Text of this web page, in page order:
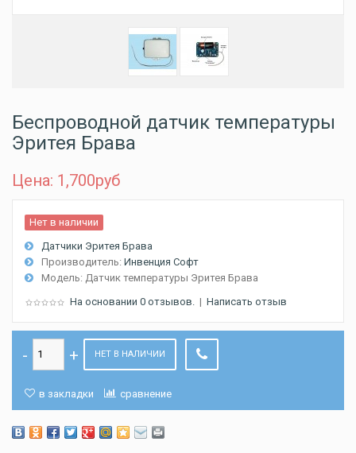
Беспроводной датчик температуры
Эритея Брава
Цена: 1,700руб
Нет в наличии
Датчики Эритея Брава
Производитель: Инвенция Софт
Модель: Датчик температуры Эритея Брава
На основании 0 отзывов. | Написать отзыв
НЕТ В НАЛИЧИИ
в закладки сравнение